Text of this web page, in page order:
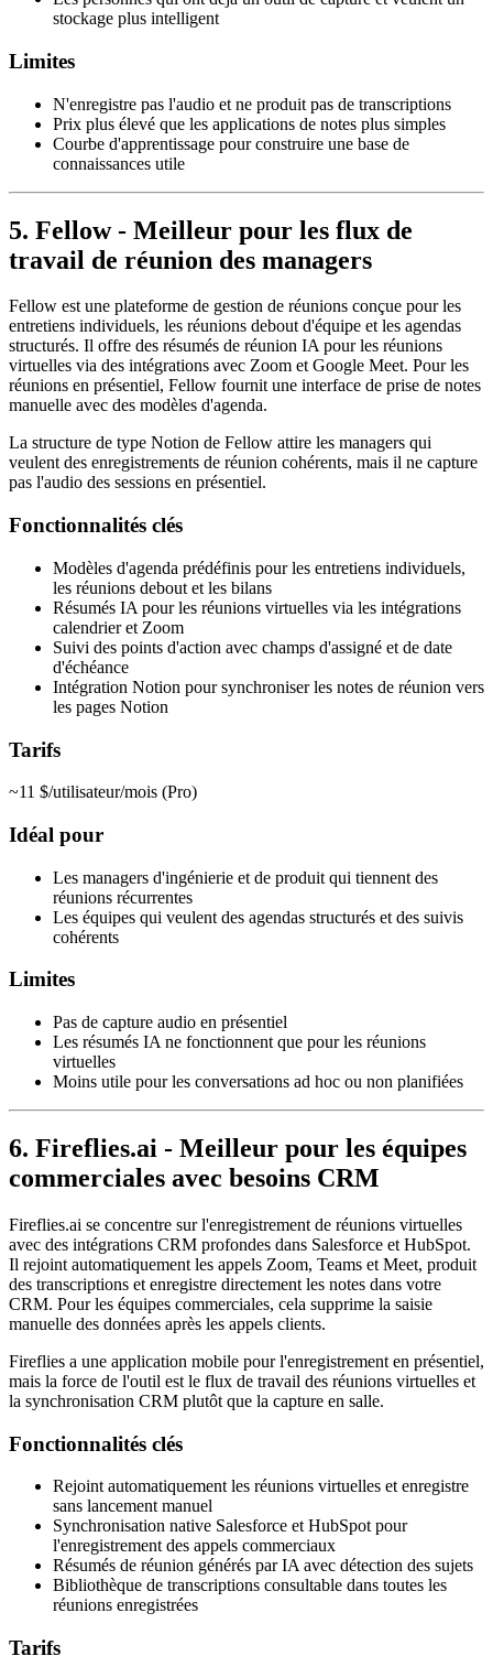
stockage plus intelligent
Limites
N'enregistre pas l'audio et ne produit pas de transcriptions
Prix plus élevé que les applications de notes plus simples
Courbe d'apprentissage pour construire une base de
connaissances utile
5. Fellow - Meilleur pour les flux de
travail de réunion des managers
Fellow est une plateforme de gestion de réunions conçue pour les
entretiens individuels, les réunions debout d'équipe et les agendas
structurés. Il offre des résumés de réunion IA pour les réunions
virtuelles via des intégrations avec Zoom et Google Meet. Pour les
réunions en présentiel, Fellow fournit une interface de prise de notes
manuelle avec des modèles d'agenda.
La structure de type Notion de Fellow attire les managers qui
veulent des enregistrements de réunion cohérents, mais il ne capture
pas l'audio des sessions en présentiel.
Fonctionnalités clés
Modèles d'agenda prédéfinis pour les entretiens individuels,
les réunions debout et les bilans
Résumés IA pour les réunions virtuelles via les intégrations
calendrier et Zoom
Suivi des points d'action avec champs d'assigné et de date
d'échéance
Intégration Notion pour synchroniser les notes de réunion vers
les pages Notion
Tarifs
~11 $/utilisateur/mois (Pro)
Idéal pour
Les managers d'ingénierie et de produit qui tiennent des
réunions récurrentes
Les équipes qui veulent des agendas structurés et des suivis
cohérents
Limites
Pas de capture audio en présentiel
Les résumés IA ne fonctionnent que pour les réunions
virtuelles
Moins utile pour les conversations ad hoc ou non planifiées
6. Fireflies.ai - Meilleur pour les équipes
commerciales avec besoins CRM
Fireflies.ai se concentre sur l'enregistrement de réunions virtuelles
avec des intégrations CRM profondes dans Salesforce et HubSpot.
Il rejoint automatiquement les appels Zoom, Teams et Meet, produit
des transcriptions et enregistre directement les notes dans votre
CRM. Pour les équipes commerciales, cela supprime la saisie
manuelle des données après les appels clients.
Fireflies a une application mobile pour l'enregistrement en présentiel,
mais la force de l'outil est le flux de travail des réunions virtuelles et
la synchronisation CRM plutôt que la capture en salle.
Fonctionnalités clés
Rejoint automatiquement les réunions virtuelles et enregistre
sans lancement manuel
Synchronisation native Salesforce et HubSpot pour
l'enregistrement des appels commerciaux
Résumés de réunion générés par IA avec détection des sujets
Bibliothèque de transcriptions consultable dans toutes les
réunions enregistrées
Tarifs